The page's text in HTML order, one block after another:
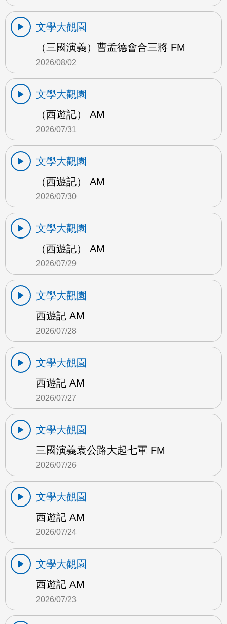
文學大觀園
（三國演義）曹孟德會合三將 FM
2026/08/02
文學大觀園
（西遊記） AM
2026/07/31
文學大觀園
（西遊記） AM
2026/07/30
文學大觀園
（西遊記） AM
2026/07/29
文學大觀園
西遊記 AM
2026/07/28
文學大觀園
西遊記 AM
2026/07/27
文學大觀園
三國演義袁公路大起七軍 FM
2026/07/26
文學大觀園
西遊記 AM
2026/07/24
文學大觀園
西遊記 AM
2026/07/23